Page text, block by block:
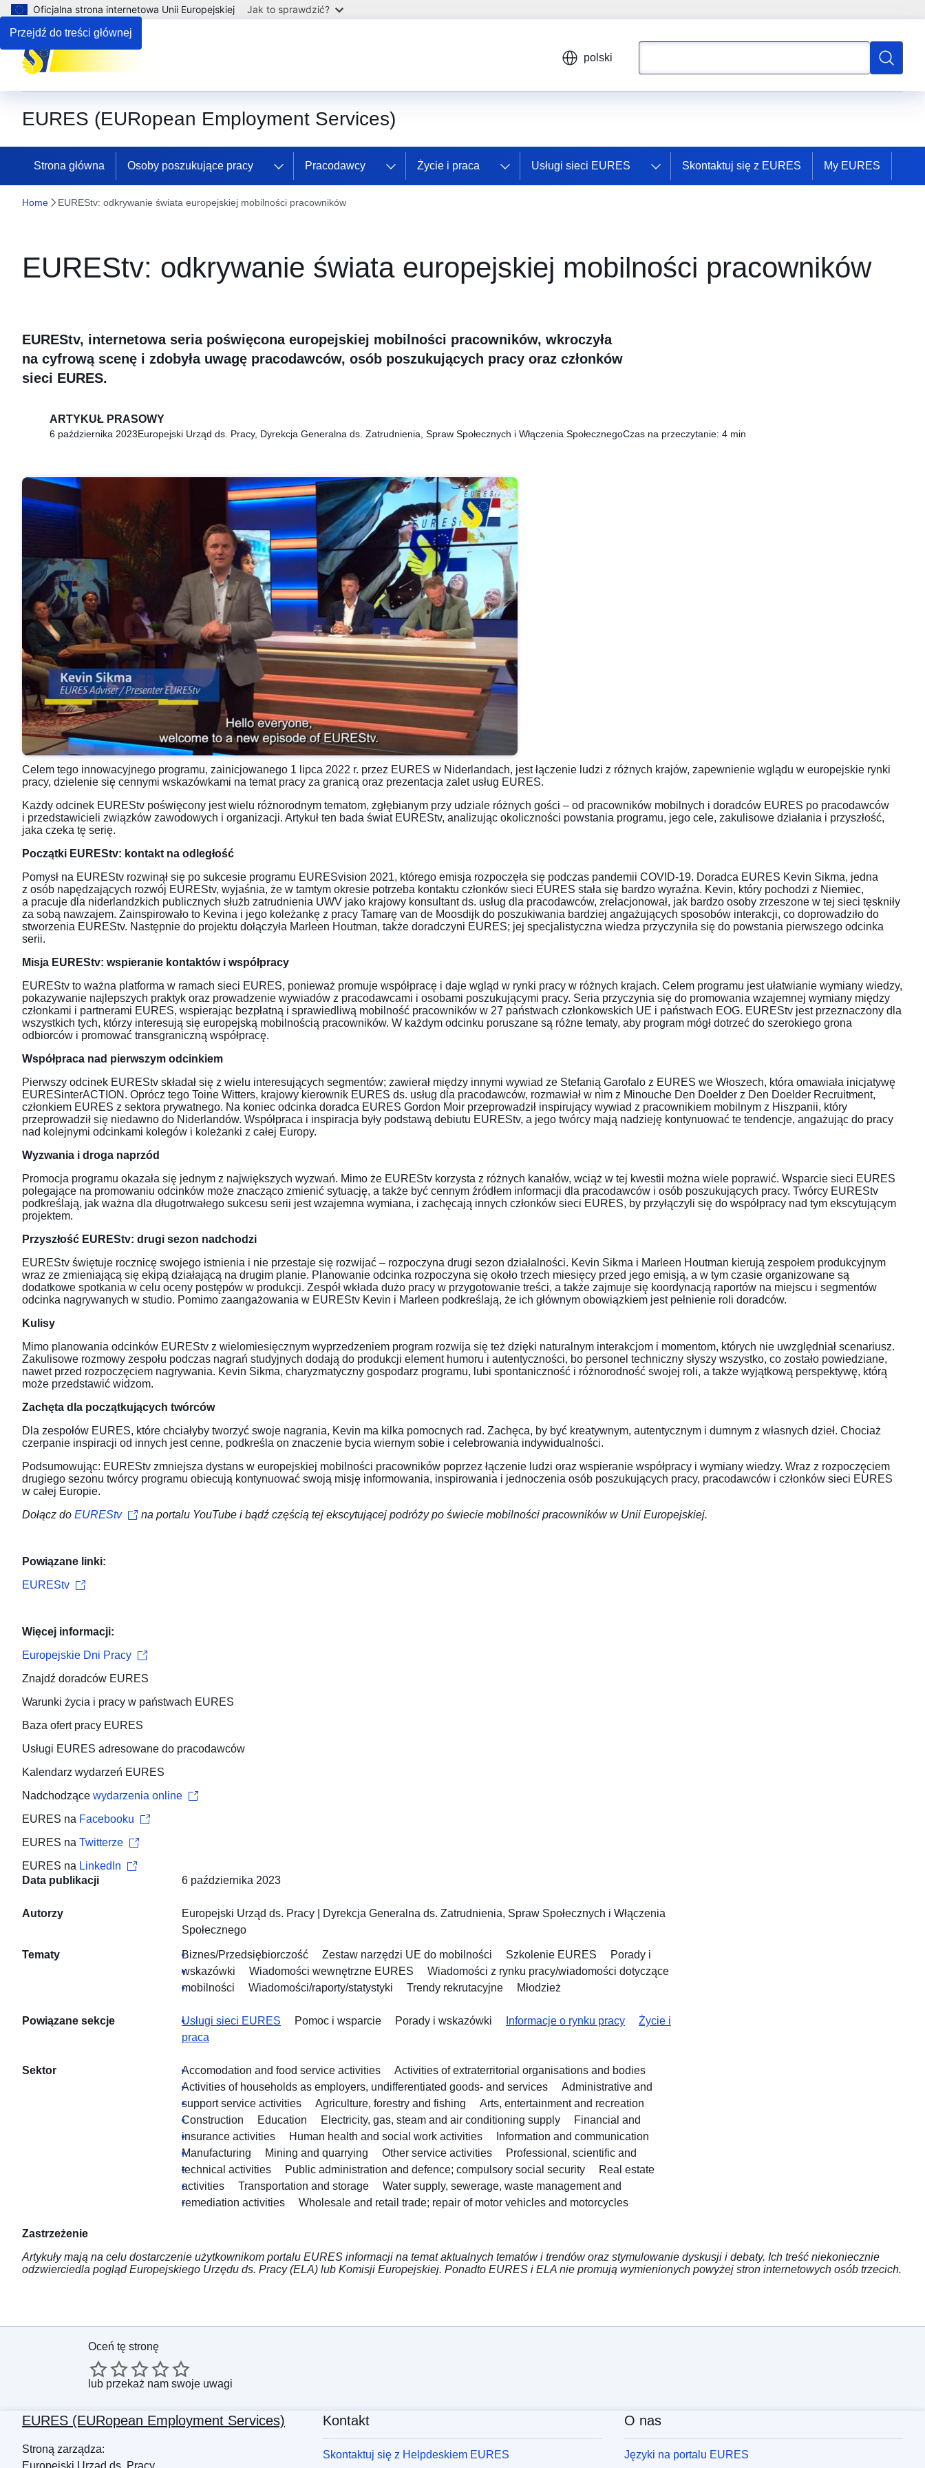
Przejdź do treści głównej
Oficjalna strona internetowa Unii Europejskiej Jak to sprawdzić?
polski
Wyszukaj
EURES (EURopean Employment Services)
Strona główna Osoby poszukujące pracy Pracodawcy Życie i praca Usługi sieci EURES Skontaktuj się z EURES My EURES
Home EUREStv: odkrywanie świata europejskiej mobilności pracowników
EUREStv: odkrywanie świata europejskiej mobilności pracowników
EUREStv, internetowa seria poświęcona europejskiej mobilności pracowników, wkroczyła
na cyfrową scenę i zdobyła uwagę pracodawców, osób poszukujących pracy oraz członków
sieci EURES.
ARTYKUŁ PRASOWY
6 października 2023Europejski Urząd ds. Pracy, Dyrekcja Generalna ds. Zatrudnienia, Spraw Społecznych i Włączenia SpołecznegoCzas na przeczytanie: 4 min
Celem tego innowacyjnego programu, zainicjowanego 1 lipca 2022 r. przez EURES w Niderlandach, jest łączenie ludzi z różnych krajów, zapewnienie wglądu w europejskie rynki
pracy, dzielenie się cennymi wskazówkami na temat pracy za granicą oraz prezentacja zalet usług EURES.
Każdy odcinek EUREStv poświęcony jest wielu różnorodnym tematom, zgłębianym przy udziale różnych gości – od pracowników mobilnych i doradców EURES po pracodawców
i przedstawicieli związków zawodowych i organizacji. Artykuł ten bada świat EUREStv, analizując okoliczności powstania programu, jego cele, zakulisowe działania i przyszłość,
jaka czeka tę serię.
Początki EUREStv: kontakt na odległość
Pomysł na EUREStv rozwinął się po sukcesie programu EURESvision 2021, którego emisja rozpoczęła się podczas pandemii COVID-19. Doradca EURES Kevin Sikma, jedna
z osób napędzających rozwój EUREStv, wyjaśnia, że w tamtym okresie potrzeba kontaktu członków sieci EURES stała się bardzo wyraźna. Kevin, który pochodzi z Niemiec,
a pracuje dla niderlandzkich publicznych służb zatrudnienia UWV jako krajowy konsultant ds. usług dla pracodawców, zrelacjonował, jak bardzo osoby zrzeszone w tej sieci tęskniły
za sobą nawzajem. Zainspirowało to Kevina i jego koleżankę z pracy Tamarę van de Moosdijk do poszukiwania bardziej angażujących sposobów interakcji, co doprowadziło do
stworzenia EUREStv. Następnie do projektu dołączyła Marleen Houtman, także doradczyni EURES; jej specjalistyczna wiedza przyczyniła się do powstania pierwszego odcinka
serii.
Misja EUREStv: wspieranie kontaktów i współpracy
EUREStv to ważna platforma w ramach sieci EURES, ponieważ promuje współpracę i daje wgląd w rynki pracy w różnych krajach. Celem programu jest ułatwianie wymiany wiedzy,
pokazywanie najlepszych praktyk oraz prowadzenie wywiadów z pracodawcami i osobami poszukującymi pracy. Seria przyczynia się do promowania wzajemnej wymiany między
członkami i partnerami EURES, wspierając bezpłatną i sprawiedliwą mobilność pracowników w 27 państwach członkowskich UE i państwach EOG. EUREStv jest przeznaczony dla
wszystkich tych, którzy interesują się europejską mobilnością pracowników. W każdym odcinku poruszane są różne tematy, aby program mógł dotrzeć do szerokiego grona
odbiorców i promować transgraniczną współpracę.
Współpraca nad pierwszym odcinkiem
Pierwszy odcinek EUREStv składał się z wielu interesujących segmentów; zawierał między innymi wywiad ze Stefanią Garofalo z EURES we Włoszech, która omawiała inicjatywę
EURESinterACTION. Oprócz tego Toine Witters, krajowy kierownik EURES ds. usług dla pracodawców, rozmawiał w nim z Minouche Den Doelder z Den Doelder Recruitment,
członkiem EURES z sektora prywatnego. Na koniec odcinka doradca EURES Gordon Moir przeprowadził inspirujący wywiad z pracownikiem mobilnym z Hiszpanii, który
przeprowadził się niedawno do Niderlandów. Współpraca i inspiracja były podstawą debiutu EUREStv, a jego twórcy mają nadzieję kontynuować te tendencje, angażując do pracy
nad kolejnymi odcinkami kolegów i koleżanki z całej Europy.
Wyzwania i droga naprzód
Promocja programu okazała się jednym z największych wyzwań. Mimo że EUREStv korzysta z różnych kanałów, wciąż w tej kwestii można wiele poprawić. Wsparcie sieci EURES
polegające na promowaniu odcinków może znacząco zmienić sytuację, a także być cennym źródłem informacji dla pracodawców i osób poszukujących pracy. Twórcy EUREStv
podkreślają, jak ważna dla długotrwałego sukcesu serii jest wzajemna wymiana, i zachęcają innych członków sieci EURES, by przyłączyli się do współpracy nad tym ekscytującym
projektem.
Przyszłość EUREStv: drugi sezon nadchodzi
EUREStv świętuje rocznicę swojego istnienia i nie przestaje się rozwijać – rozpoczyna drugi sezon działalności. Kevin Sikma i Marleen Houtman kierują zespołem produkcyjnym
wraz ze zmieniającą się ekipą działającą na drugim planie. Planowanie odcinka rozpoczyna się około trzech miesięcy przed jego emisją, a w tym czasie organizowane są
dodatkowe spotkania w celu oceny postępów w produkcji. Zespół wkłada dużo pracy w przygotowanie treści, a także zajmuje się koordynacją raportów na miejscu i segmentów
odcinka nagrywanych w studio. Pomimo zaangażowania w EUREStv Kevin i Marleen podkreślają, że ich głównym obowiązkiem jest pełnienie roli doradców.
Kulisy
Mimo planowania odcinków EUREStv z wielomiesięcznym wyprzedzeniem program rozwija się też dzięki naturalnym interakcjom i momentom, których nie uwzględniał scenariusz.
Zakulisowe rozmowy zespołu podczas nagrań studyjnych dodają do produkcji element humoru i autentyczności, bo personel techniczny słyszy wszystko, co zostało powiedziane,
nawet przed rozpoczęciem nagrywania. Kevin Sikma, charyzmatyczny gospodarz programu, lubi spontaniczność i różnorodność swojej roli, a także wyjątkową perspektywę, którą
może przedstawić widzom.
Zachęta dla początkujących twórców
Dla zespołów EURES, które chciałyby tworzyć swoje nagrania, Kevin ma kilka pomocnych rad. Zachęca, by być kreatywnym, autentycznym i dumnym z własnych dzieł. Chociaż
czerpanie inspiracji od innych jest cenne, podkreśla on znaczenie bycia wiernym sobie i celebrowania indywidualności.
Podsumowując: EUREStv zmniejsza dystans w europejskiej mobilności pracowników poprzez łączenie ludzi oraz wspieranie współpracy i wymiany wiedzy. Wraz z rozpoczęciem
drugiego sezonu twórcy programu obiecują kontynuować swoją misję informowania, inspirowania i jednoczenia osób poszukujących pracy, pracodawców i członków sieci EURES
w całej Europie.
Dołącz do EUREStv na portalu YouTube i bądź częścią tej ekscytującej podróży po świecie mobilności pracowników w Unii Europejskiej.
Powiązane linki:
EUREStv
Więcej informacji:
Europejskie Dni Pracy
Znajdź doradców EURES
Warunki życia i pracy w państwach EURES
Baza ofert pracy EURES
Usługi EURES adresowane do pracodawców
Kalendarz wydarzeń EURES
Nadchodzące wydarzenia online
EURES na Facebooku
EURES na Twitterze
EURES na LinkedIn
Data publikacji
6 października 2023
Autorzy Europejski Urząd ds. Pracy
Dyrekcja Generalna ds. Zatrudnienia, Spraw Społecznych i Włączenia
Społecznego
Tematy Biznes/Przedsiębiorczość Zestaw narzędzi UE do mobilności Szkolenie EURES
Porady i
wskazówki
Wiadomości wewnętrzne EURES
Wiadomości z rynku pracy/wiadomości dotyczące
mobilności
Wiadomości/raporty/statystyki Trendy rekrutacyjne Młodzież
Powiązane sekcje Usługi sieci EURES Pomoc i wsparcie Porady i wskazówki Informacje o rynku pracy
Życie i
praca
Sektor Accomodation and food service activities
Activities of extraterritorial organisations and bodies
Activities of households as employers, undifferentiated goods- and services
Administrative and
support service activities
Agriculture, forestry and fishing
Arts, entertainment and recreation
Construction
Education Electricity, gas, steam and air conditioning supply
Financial and
insurance activities
Human health and social work activities
Information and communication
Manufacturing
Mining and quarrying Other service activities
Professional, scientific and
technical activities
Public administration and defence; compulsory social security
Real estate
activities
Transportation and storage
Water supply, sewerage, waste management and
remediation activities
Wholesale and retail trade; repair of motor vehicles and motorcycles
Zastrzeżenie
Artykuły mają na celu dostarczenie użytkownikom portalu EURES informacji na temat aktualnych tematów i trendów oraz stymulowanie dyskusji i debaty. Ich treść niekoniecznie
odzwierciedla pogląd Europejskiego Urzędu ds. Pracy (ELA) lub Komisji Europejskiej. Ponadto EURES i ELA nie promują wymienionych powyżej stron internetowych osób trzecich.
Oceń tę stronę
lub przekaż nam swoje uwagi
EURES (EURopean Employment Services)
Stroną zarządza:
Kontakt
Skontaktuj się z Helpdeskiem EURES
O nas
Języki na portalu EURES